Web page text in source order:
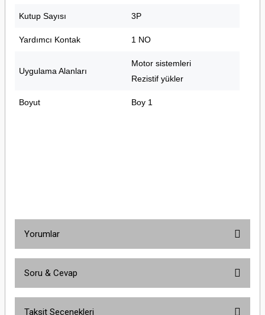
Kutup Sayısı 3P
Yardımcı Kontak 1 NO
Uygulama Alanları
Motor sistemleri
Rezistif yükler
Boyut Boy 1
Yorumlar
Soru & Cevap
Taksit Seçenekleri